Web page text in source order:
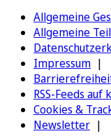
Allgemeine
Allgemeine
Impressum
RSS-Feeds auf
Cookies &
Newsletter